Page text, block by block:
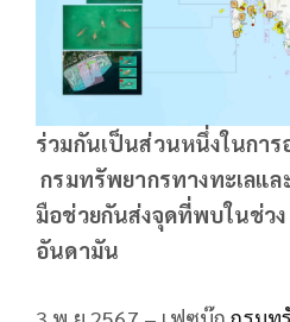
ร่วมกันเป็นส่วนหนึ่งในกา
กรมทรัพยากรทางทะเลแล
มือช่วยกันส่งจุดที่พบในช่ว
อันดามัน